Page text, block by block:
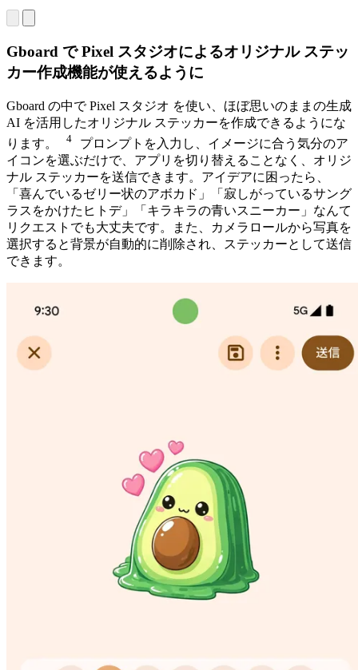
Gboard で Pixel スタジオによるオリジナル ステッ
カー作成機能が使えるように
Gboard の中で Pixel スタジオ を使い、ほぼ思いのままの生成
AI を活用したオリジナル ステッカーを作成できるようにな
ります。
4
プロンプトを入力し、イメージに合う気分のア
イコンを選ぶだけで、アプリを切り替えることなく、オリジ
ナル ステッカーを送信できます。アイデアに困ったら、
「喜んでいるゼリー状のアボカド」「寂しがっているサング
ラスをかけたヒトデ」「キラキラの青いスニーカー」なんて
リクエストでも大丈夫です。また、カメラロールから写真を
選択すると背景が自動的に削除され、ステッカーとして送信
できます。